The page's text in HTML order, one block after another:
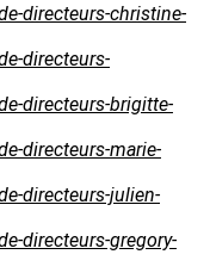
directeurs-christine-
directeurs-
directeurs-brigitte-
directeurs-marie-
directeurs-julien-
directeurs-gregory-